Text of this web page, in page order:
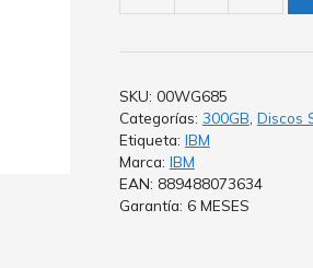
SKU: 00WG685
Categorías: 300GB Discos
Etiqueta: IBM
Marca: IBM
EAN: 889488073634
Garantía: 6 MESES